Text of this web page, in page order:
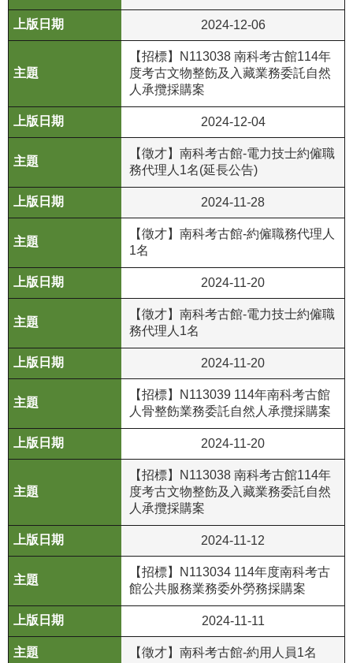
施
務
信
站
覽
R
S
S
站
資
料
放
私
權
護
策
資
2024-12-06
【招標】N113038 南科考古館114年
度考古文物整飭及入藏業務委託自然
人承攬採購案
2024-12-04
【徵才】南科考古館-電力技士約僱職
務代理人1名(延長公告)
2024-11-28
【徵才】南科考古館-約僱職務代理人
1名
2024-11-20
【徵才】南科考古館-電力技士約僱職
務代理人1名
2024-11-20
【招標】N113039 114年南科考古館
人骨整飭業務委託自然人承攬採購案
2024-11-20
【招標】N113038 南科考古館114年
度考古文物整飭及入藏業務委託自然
人承攬採購案
2024-11-12
【招標】N113034 114年度南科考古
館公共服務業務委外勞務採購案
2024-11-11
【徵才】南科考古館-約用人員1名